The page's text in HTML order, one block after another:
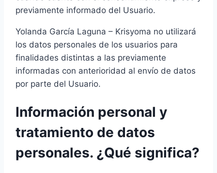
previamente informado del Usuario.
Yolanda García Laguna – Krisyoma no utilizará
los datos personales de los usuarios para
finalidades distintas a las previamente
informadas con anterioridad al envío de datos
por parte del Usuario.
Información personal y
tratamiento de datos
personales. ¿Qué significa?